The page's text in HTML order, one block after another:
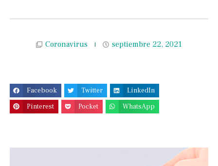
Coronavirus septiembre 22, 2021
Facebook Twitter
LinkedIn
Pinterest
Pocket WhatsApp